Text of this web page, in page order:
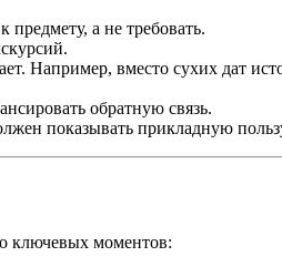
а не требовать.
Например, вместо сухих дат
обратную связь.
показывать прикладную
ключевых моментов: